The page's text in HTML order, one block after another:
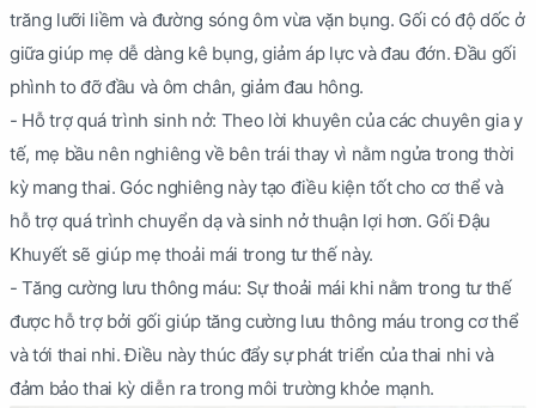
trăng lưỡi liềm và đường sóng ôm vừa vặn bụng. Gối có độ dốc ở
giữa giúp mẹ dễ dàng kê bụng, giảm áp lực và đau đớn. Đầu gối
phình to đỡ đầu và ôm chân, giảm đau hông.
- Hỗ trợ quá trình sinh nở: Theo lời khuyên của các chuyên gia y
tế, mẹ bầu nên nghiêng về bên trái thay vì nằm ngửa trong thời
kỳ mang thai. Góc nghiêng này tạo điều kiện tốt cho cơ thể và
hỗ trợ quá trình chuyển dạ và sinh nở thuận lợi hơn. Gối Đậu
Khuyết sẽ giúp mẹ thoải mái trong tư thế này.
- Tăng cường lưu thông máu: Sự thoải mái khi nằm trong tư thế
được hỗ trợ bởi gối giúp tăng cường lưu thông máu trong cơ thể
và tới thai nhi. Điều này thúc đẩy sự phát triển của thai nhi và
đảm bảo thai kỳ diễn ra trong môi trường khỏe mạnh.